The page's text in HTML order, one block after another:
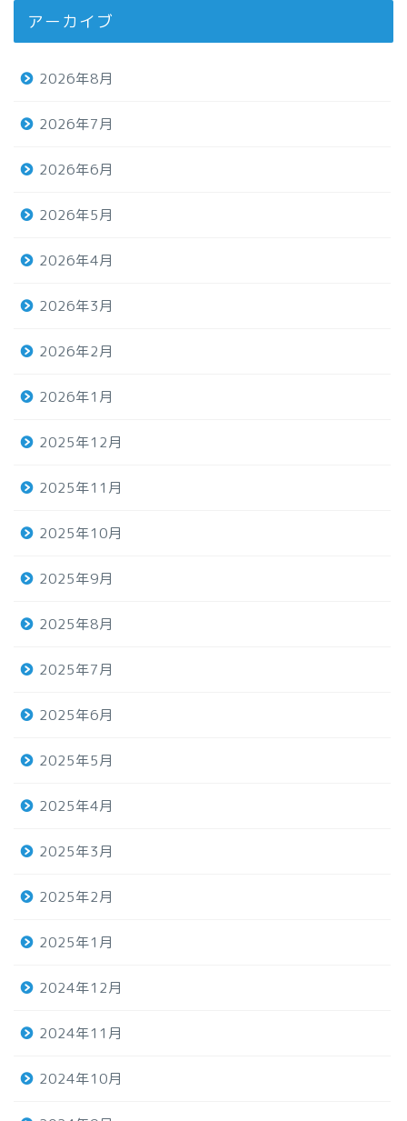
アーカイブ
2026年8月
2026年7月
2026年6月
2026年5月
2026年4月
2026年3月
2026年2月
2026年1月
2025年12月
2025年11月
2025年10月
2025年9月
2025年8月
2025年7月
2025年6月
2025年5月
2025年4月
2025年3月
2025年2月
2025年1月
2024年12月
2024年11月
2024年10月